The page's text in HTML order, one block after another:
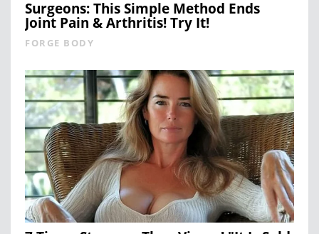
Surgeons: This Simple Method Ends
Joint Pain & Arthritis! Try It!
FORGE BODY